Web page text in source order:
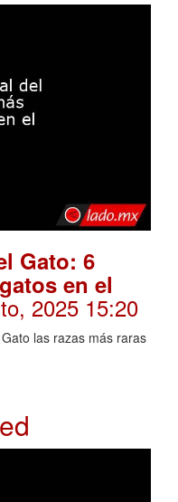
Gato: 6
en el
2025 15:20
las razas más raras